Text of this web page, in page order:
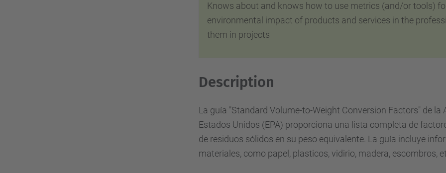
Knows about and knows how to use metrics (and/or tools)
environmental impact of products and services in the
them in projects
Description
La guía "Standard Volume-to-Weight Conversion Factors" de
Estados Unidos (EPA) proporciona una lista completa de
de residuos sólidos en su peso equivalente. La guía incluye
materiales, como papel, plasticos, vidirio, madera, escombros,